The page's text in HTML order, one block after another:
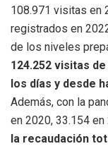
108.971 visitas en
registrados en
de los niveles
124.252 visitas
los días y desde
Además, con la
en 2020, 33.154
la recaudación